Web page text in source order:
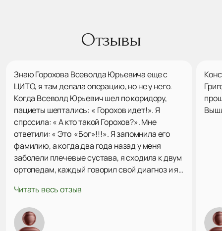
Отзывы
Знаю Горохова Всеволда Юрьевича еще с
ЦИТО, я там делала операцию, но не у него.
Когда Всеволд Юрьевич шел по коридору,
пациеты шептались: « Горохов идет!». Я
спросила: « А кто такой Горохов?». Мне
ответили: « Это «Бог»!!!». Я запомнила его
фамилию, а когда два года назад у меня
заболели плечевые сустава, я сходила к двум
ортопедам, каждый говорил свой диагноз и я
Через сайт «Продокторов» нашла его, была на
консультации. Он посмотрел мои снимки,
сказал точный диагноз, наметили план
Читать весь отзыв